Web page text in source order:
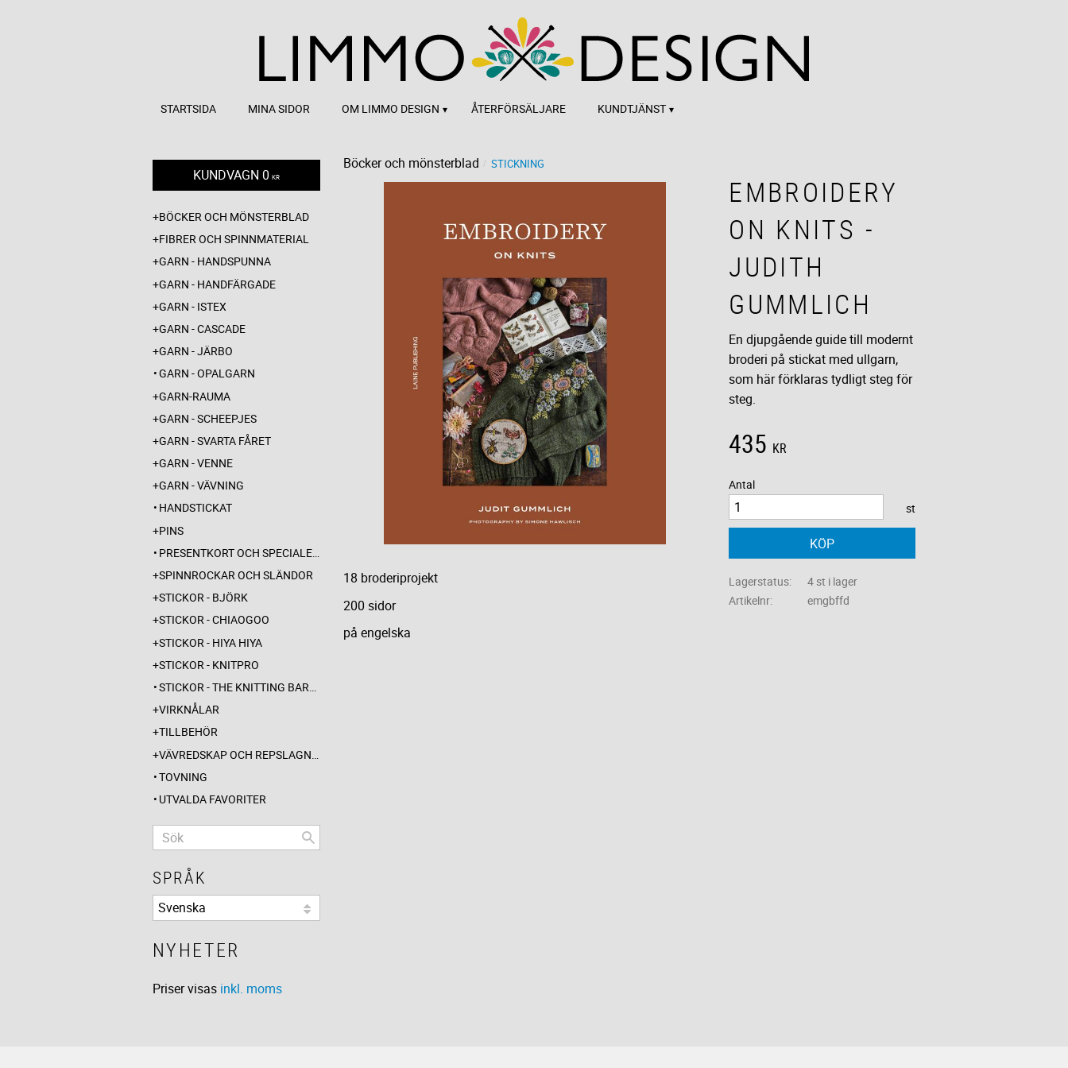
STARTSIDA MINA SIDOR OM LIMMO DESIGN ÅTERFÖRSÄLJARE KUNDTJÄNST
Böcker och mönsterblad STICKNING
EMBROIDERY
ON KNITS -
JUDITH
GUMMLICH
En djupgående guide till modernt
broderi på stickat med ullgarn,
som här förklaras tydligt steg för
steg.
435 KR
Antal
st
KÖP
Lagerstatus
4 st i lager
Artikelnr
emgbffd
18 broderiprojekt
200 sidor
på engelska
KUNDVAGN 0 KR
BÖCKER OCH MÖNSTERBLAD
FIBRER OCH SPINNMATERIAL
GARN - HANDSPUNNA
GARN - HANDFÄRGADE
GARN - ISTEX
GARN - CASCADE
GARN - JÄRBO
GARN - OPALGARN
GARN-RAUMA
GARN - SCHEEPJES
GARN - SVARTA FÅRET
GARN - VENNE
GARN - VÄVNING
HANDSTICKAT
PINS
PRESENTKORT OCH SPECIALERBJUDANDEN
SPINNROCKAR OCH SLÄNDOR
STICKOR - BJÖRK
STICKOR - CHIAOGOO
STICKOR - HIYA HIYA
STICKOR - KNITPRO
STICKOR - THE KNITTING BARBER
VIRKNÅLAR
TILLBEHÖR
VÄVREDSKAP OCH REPSLAGNING
TOVNING
UTVALDA FAVORITER
SPRÅK
NYHETER
Priser visas inkl. moms